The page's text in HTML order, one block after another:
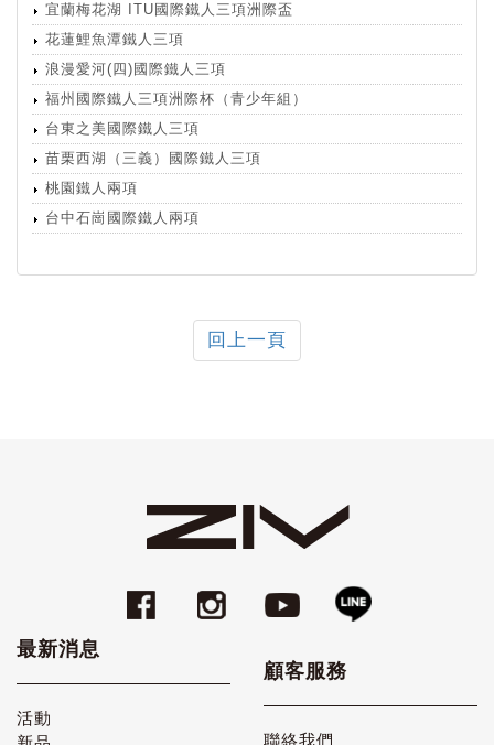
宜蘭梅花湖 ITU國際鐵人三項洲際盃
花蓮鯉魚潭鐵人三項
浪漫愛河(四)國際鐵人三項
福州國際鐵人三項洲際杯（青少年組）
台東之美國際鐵人三項
苗栗西湖（三義）國際鐵人三項
桃園鐵人兩項
台中石崗國際鐵人兩項
回上一頁
最新消息
活動
顧客服務
聯絡我們